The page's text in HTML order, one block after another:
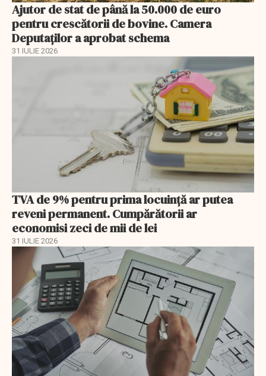
Ajutor de stat de până la 50.000 de euro
pentru crescătorii de bovine. Camera
Deputaților a aprobat schema
31 IULIE 2026
TVA de 9% pentru prima locuință ar putea
reveni permanent. Cumpărătorii ar
economisi zeci de mii de lei
31 IULIE 2026